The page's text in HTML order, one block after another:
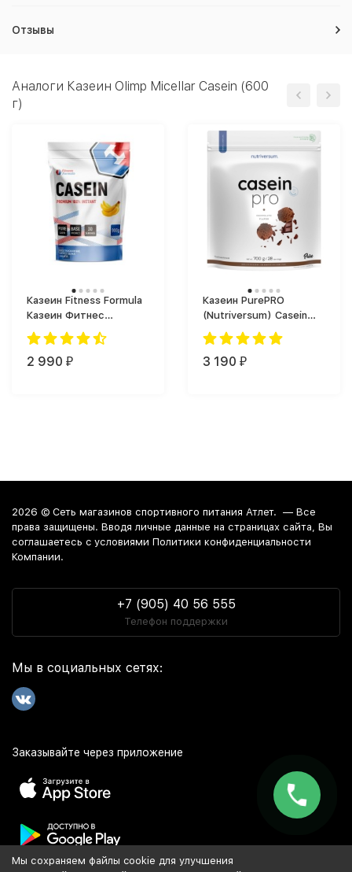
Отзывы
Аналоги Казеин Olimp Micellar Casein (600
г)
Казеин Fitness Formula
Казеин Фитнес
Формула (900 г)
2 990 ₽
Казеин PurePRO
(Nutriversum) Casein
Pro (700 г)
3 190 ₽
2026 © Сеть магазинов спортивного питания Атлет. — Все
права защищены. Вводя личные данные на страницах сайта, Вы
соглашаетесь c условиями Политики конфиденциальности
Компании.
+7 (905) 40 56 555
Телефон поддержки
Мы в социальных сетях:
Заказывайте через приложение
Мы сохраняем файлы cookie для улучшения